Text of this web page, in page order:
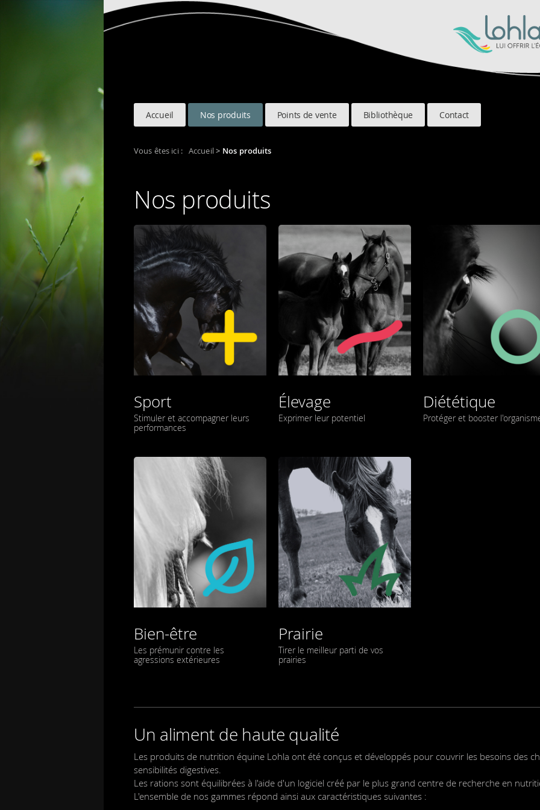
Accueil Nos produits Points de vente Bibliothèque Contact
Vous êtes ici : Accueil> Nos produits
Nos produits
Sport
Stimuler et accompagner leurs
performances
Élevage
Exprimer leur potentiel
Diététique
Protéger et booster
Bien-être
Les prémunir contre les
agressions extérieures
Prairie
Tirer le meilleur parti de vos
prairies
Un aliment de haute qualité
Les produits de nutrition équine Lohla ont été conçus et développés pour couvrir les besoins des
sensibilités digestives.
Les rations sont équilibrées à l'aide d'un logiciel créé par le plus grand centre de recherche en
L'ensemble de nos gammes répond ainsi aux caractéristiques suivantes :